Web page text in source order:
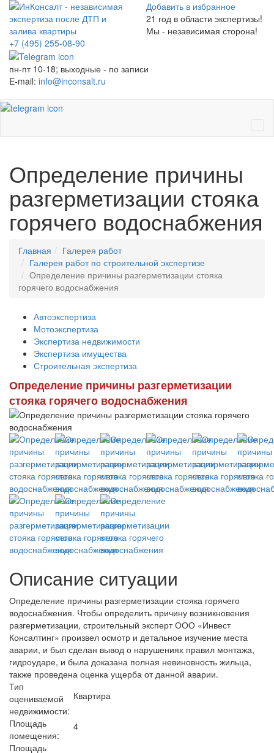
Добавить в избранное
21 год в области экспертизы!
Мы - независимая сторона!
+7 (495) 255-08-90
пн-пт 10-18; выходные - по записи
E-mail: info@inconsalt.ru
Определение причины
разгерметизации стояка
горячего водоснабжения
Главная
Галерея работ
Галерея работ по строительной экспертизе
Определение причины разгерметизации стояка
горячего водоснабжения
Автоэкспертиза
Мотоэкспертиза
Экспертиза недвижимости
Экспертиза имущества
Строительная экспертиза
Определение причины разгерметизации
стояка горячего водоснабжения
Описание ситуации
Определение причины разгерметизации стояка горячего
водоснабжения. Чтобы определить причину возникновения
разгерметизации, строительный эксперт ООО «Инвест
Консалтинг» произвел осмотр и детальное изучение места
аварии, и был сделан вывод о нарушениях правил монтажа,
гидроударе, и была доказана полная невиновность жильца,
также проведена оценка ущерба от данной аварии.
Тип
оцениваемой
недвижимости:
Квартира
Площадь
помещения:
4
Площадь